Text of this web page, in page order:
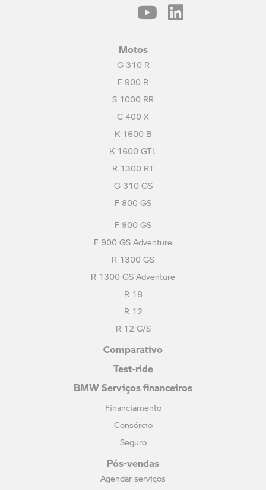
Motos
G 310 R
F 900 R
S 1000 RR
C 400 X
K 1600 B
K 1600 GTL
R 1300 RT
G 310 GS
F 800 GS
F 900 GS
F 900 GS Adventure
R 1300 GS
R 1300 GS Adventure
R 18
R 12
R 12 G/S
Comparativo
Test-ride
BMW Serviços financeiros
Financiamento
Consórcio
Seguro
Pós-vendas
Agendar serviços